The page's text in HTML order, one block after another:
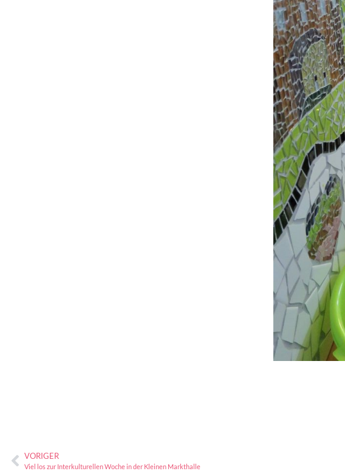
VORIGER
Viel los zur Interkulturellen Woche in der Kleinen Markthalle